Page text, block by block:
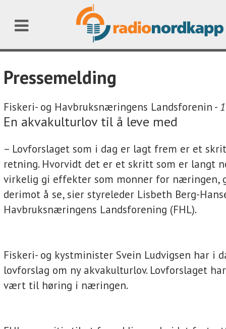
Pressemelding
Fiskeri- og Havbruksnæringens Landsforenin -
En akvakulturlov til å leve med
– Lovforslaget som i dag er lagt frem er et
retning. Hvorvidt det er et skritt som er langt
virkelig gi effekter som monner for næringen,
derimot å se, sier styreleder Lisbeth Berg-
Havbruksnæringens Landsforening (FHL).
Fiskeri- og kystminister Svein Ludvigsen har i
lovforslag om ny akvakulturlov. Lovforslaget
vært til høring i næringen.